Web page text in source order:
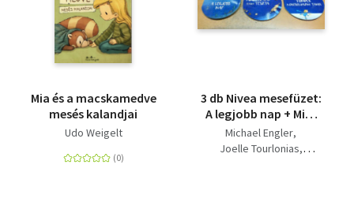
Mia és a macskamedve
mesés kalandjai
Udo Weigelt
3 db Nivea mesefüzet:
A legjobb nap + Mia,
Leó, és az eltűnt
tészta + Tündér
Michael Engler
Joelle Tourlonias